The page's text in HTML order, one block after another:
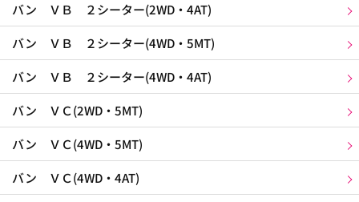
バン ＶＢ ２シーター(2WD・4AT)
バン ＶＢ ２シーター(4WD・5MT)
バン ＶＢ ２シーター(4WD・4AT)
バン ＶＣ(2WD・5MT)
バン ＶＣ(4WD・5MT)
バン ＶＣ(4WD・4AT)